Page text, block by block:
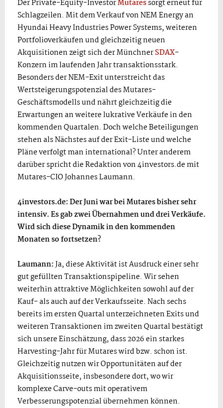
Der Private-Equity-InvestorMutaressorgt erneut für
Schlagzeilen. Mit dem Verkauf von NEM Energy an
Hyundai Heavy Industries Power Systems, weiteren
Portfolioverkäufen und gleichzeitig neuen
Akquisitionen zeigt sich der MünchnerSDAX-
Konzern im laufenden Jahr transaktionsstark.
Besonders der NEM-Exit unterstreicht das
Wertsteigerungspotenzial des Mutares-
Geschäftsmodells und nährt gleichzeitig die
Erwartungen an weitere lukrative Verkäufe in den
kommenden Quartalen. Doch welche Beteiligungen
stehen als Nächstes auf der Exit-Liste und welche
Pläne verfolgt man international? Unter anderem
darüber spricht die Redaktion von 4investors.de mit
Mutares-CIO Johannes Laumann.
4investors.de: Der Juni war bei Mutares bisher sehr
intensiv. Es gab zwei Übernahmen und drei Verkäufe.
Wird sich diese Dynamik in den kommenden
Monaten so fortsetzen?
Laumann:Ja, diese Aktivität ist Ausdruck einer sehr
gut gefüllten Transaktionspipeline. Wir sehen
weiterhin attraktive Möglichkeiten sowohl auf der
Kauf- als auch auf der Verkaufsseite. Nach sechs
bereits im ersten Quartal unterzeichneten Exits und
weiteren Transaktionen im zweiten Quartal bestätigt
sich unsere Einschätzung, dass 2026 ein starkes
Harvesting-Jahr für Mutares wird bzw. schon ist.
Gleichzeitig nutzen wir Opportunitäten auf der
Akquisitionsseite, insbesondere dort, wo wir
komplexe Carve-outs mit operativem
Verbesserungspotenzial übernehmen können.